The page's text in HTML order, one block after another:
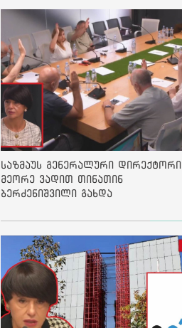
საზმაუს გენერალური დირექტორი
მეორე ვადით თინათინ
ბერძენიშვილი გახდა